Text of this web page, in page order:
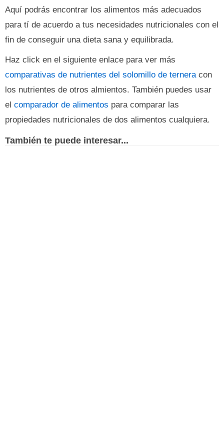
Aquí podrás encontrar los alimentos más adecuados
para tí de acuerdo a tus necesidades nutricionales con el
fin de conseguir una dieta sana y equilibrada.
Haz click en el siguiente enlace para ver más
comparativas de nutrientes del solomillo de terneracon
los nutrientes de otros almientos. También puedes usar
el comparador de alimentos para comparar las
propiedades nutricionales de dos alimentos cualquiera.
También te puede interesar...